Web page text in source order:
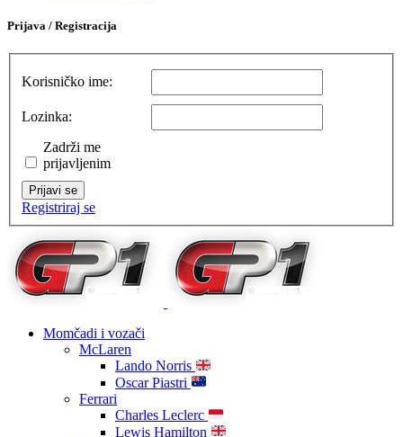
Prijava / Registracija
Korisničko ime:
Lozinka:
Zadrži me
prijavljenim
Prijavi se
Registriraj se
Momčadi i vozači
McLaren
Lando Norris
Oscar Piastri
Ferrari
Charles Leclerc
Lewis Hamilton